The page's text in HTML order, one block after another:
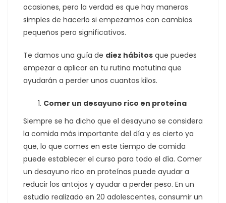
ocasiones, pero la verdad es que hay maneras
simples de hacerlo si empezamos con cambios
pequeños pero significativos.
Te damos una guía de diez hábitos que puedes
empezar a aplicar en tu rutina matutina que
ayudarán a perder unos cuantos kilos.
Comer un desayuno rico en proteína
Siempre se ha dicho que el desayuno se considera
la comida más importante del día y es cierto ya
que, lo que comes en este tiempo de comida
puede establecer el curso para todo el día. Comer
un desayuno rico en proteínas puede ayudar a
reducir los antojos y ayudar a perder peso. En un
estudio realizado en 20 adolescentes, consumir un